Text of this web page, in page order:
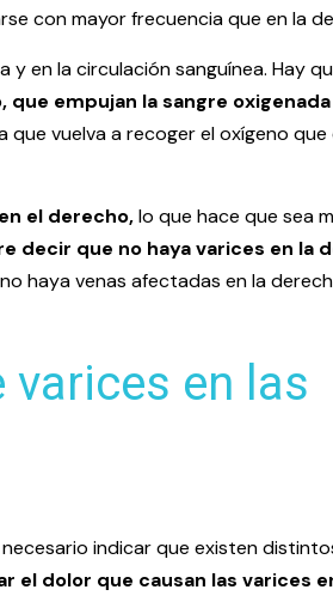
con mayor frecuencia que en la
en la circulación sanguínea. Hay
empujan la sangre oxigenada
que vuelva a recoger el oxígeno que
el derecho,lo que hace que sea
decir que no haya varices en la
haya venas afectadas en la
varices en las
indicar que existen
dolor que causan las varices